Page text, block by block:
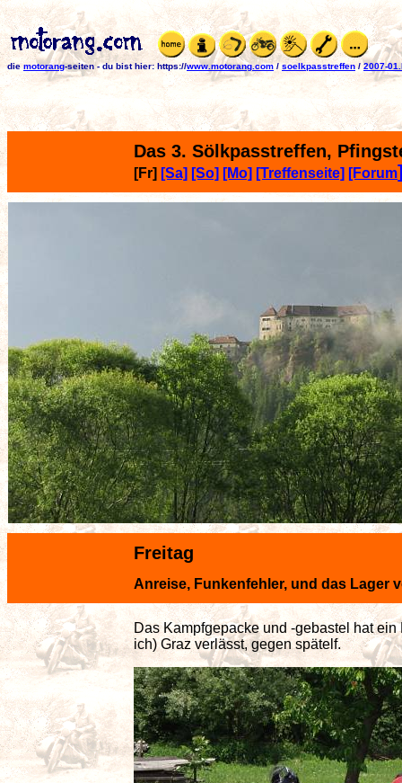
die motorang-seiten-du bist hier: https://www.motorang.com/ soelkpasstreffen / 2007-
Das 3. Sölkpasstreffen,
[Fr] [Sa] [So] [Mo] [Treffenseite] [Forum
Freitag
Anreise, Funkenfehler, und das Lager
Das Kampfgepacke und -gebastel hat
ich) Graz verlässt, gegen spätelf.